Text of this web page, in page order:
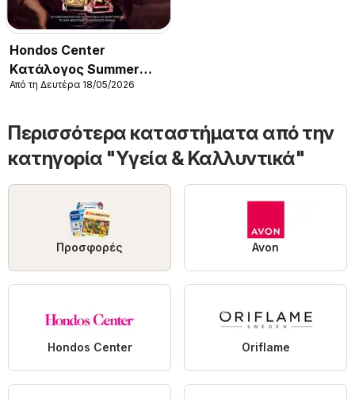
Hondos Center
Kατάλογος Summer
2026
Από τη Δευτέρα 18/05/2026
Περισσότερα καταστήματα από την
κατηγορία "Υγεία & Καλλυντικά"
Προσφορές Avon
Hondos Center Oriflame